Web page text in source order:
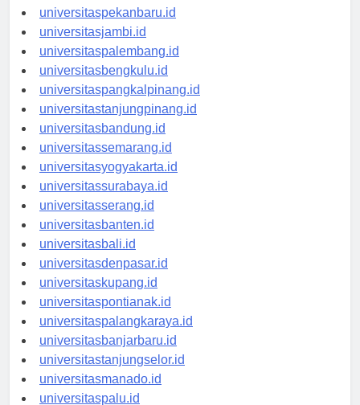
universitaspadang.id
universitaspekanbaru.id
universitasjambi.id
universitaspalembang.id
universitasbengkulu.id
universitaspangkalpinang.id
universitastanjungpinang.id
universitasbandung.id
universitassemarang.id
universitasyogyakarta.id
universitassurabaya.id
universitasserang.id
universitasbanten.id
universitasbali.id
universitasdenpasar.id
universitaskupang.id
universitaspontianak.id
universitaspalangkaraya.id
universitasbanjarbaru.id
universitastanjungselor.id
universitasmanado.id